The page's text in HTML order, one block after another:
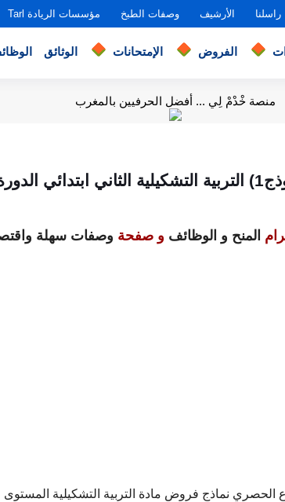
راسلنا الأرشيف وصفات الطبخ مؤسسات الريادة Tarl
الفروض الإمتحانات الوثائق
منصة خْدْمْ لِي ... أفضل الحرفيين بالمغرب
الأولى
المنح و الوظائف و صفحة وصفات سهلة
نماذج فروض مادة التربية التشكيلية المستوى